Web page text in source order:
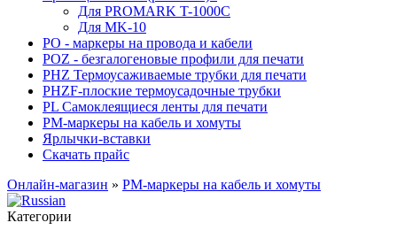
Для PROMARK T-1000C
Для MK-10
PO - маркеры на провода и кабели
POZ - безгалогеновые профили для печати
PHZ Термоусаживаемые трубки для печати
PHZF-плоские термоусадочные трубки
PL Самоклеящиеся ленты для печати
PM-маркеры на кабель и хомуты
Ярлычки-вставки
Скачать прайс
Онлайн-магазин » PM-маркеры на кабель и хомуты
Категории